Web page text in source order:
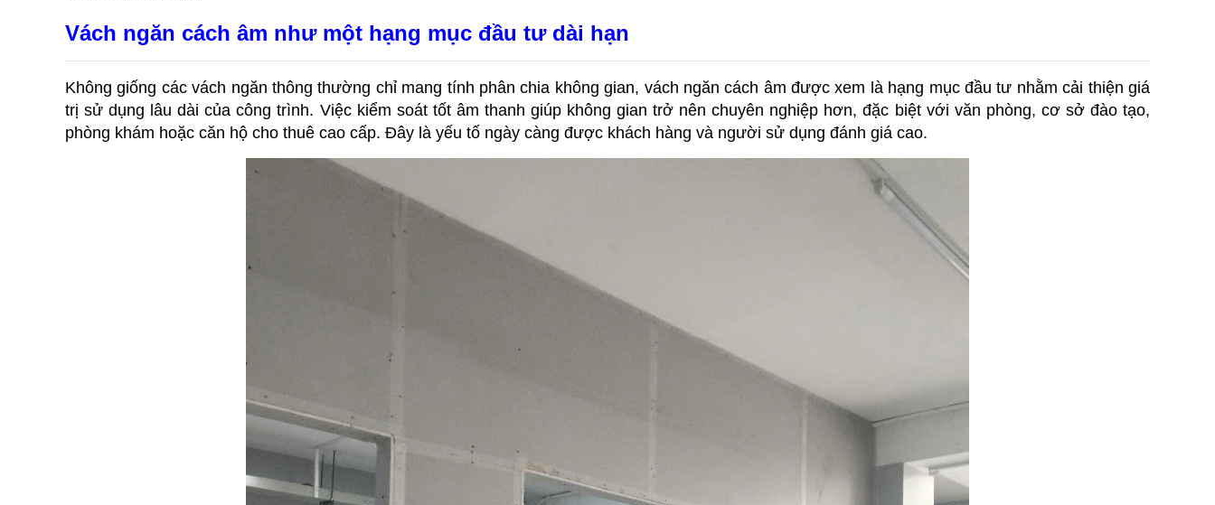
Vách ngăn cách âm như một hạng mục đầu tư dài hạn
Không giống các vách ngăn thông thường chỉ mang tính phân chia không gian, vách ngăn cách âm được xem là hạng mục đầu tư nhằm cải thiện giá
trị sử dụng lâu dài của công trình. Việc kiểm soát tốt âm thanh giúp không gian trở nên chuyên nghiệp hơn, đặc biệt với văn phòng, cơ sở đào tạo,
phòng khám hoặc căn hộ cho thuê cao cấp. Đây là yếu tố ngày càng được khách hàng và người sử dụng đánh giá cao.